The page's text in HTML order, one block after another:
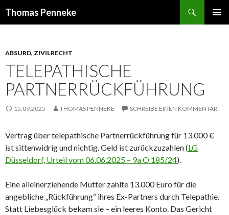
Thomas Penneke
ABSURD, ZIVILRECHT
TELEPATHISCHE
PARTNERRÜCKFÜHRUNG
15.09.2025 THOMAS PENNEKE SCHREIBE EINEN KOMMENTAR
Vertrag über telepathische Partnerrückführung für 13.000 €
ist sittenwidrig und nichtig. Geld ist zurückzuzahlen (LG
Düsseldorf, Urteil vom 06.06.2025 – 9a O 185/24).
Eine alleinerziehende Mutter zahlte 13.000 Euro für die
angebliche „Rückführung“ ihres Ex-Partners durch Telepathie.
Statt Liebesglück bekam sie – ein leeres Konto. Das Gericht